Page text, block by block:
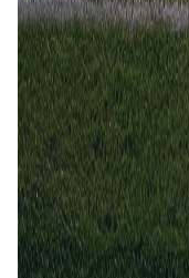
Oxford United
2
30 aug2022
Oxford United
Leyton Orient
50
12 mrt2016
Oxford United